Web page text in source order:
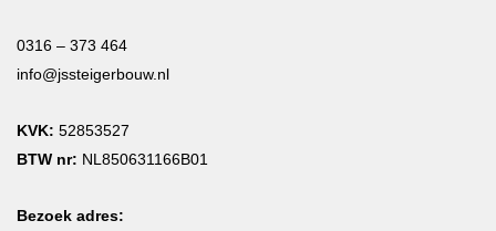
0316 – 373 464
info@jssteigerbouw.nl
KVK: 52853527
BTW nr: NL850631166B01
Bezoek adres: